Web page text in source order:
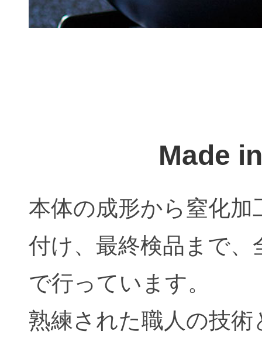
Made
本体の成形から窒化
付け、最終検品まで
で行っています。
熟練された職人の技